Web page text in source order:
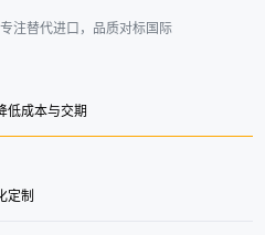
注替代进口，品质对标国际
低成本与交期
定制